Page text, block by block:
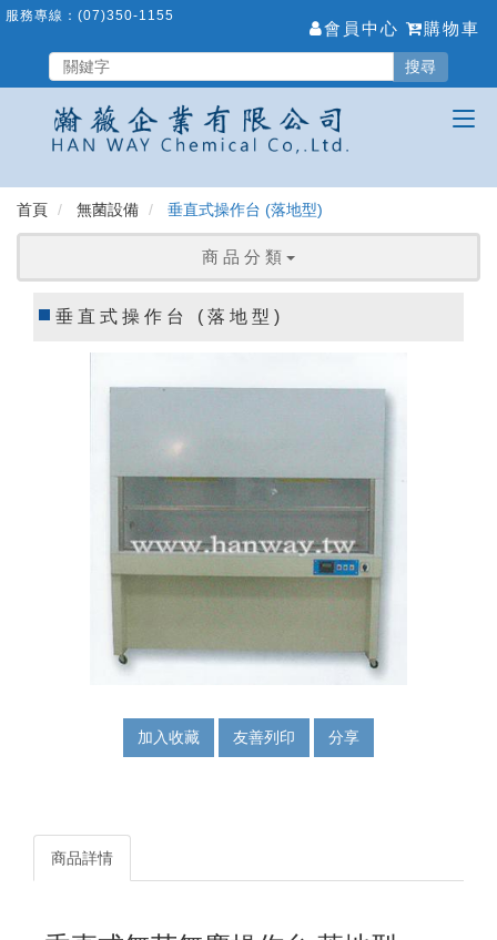
跳
要
服務專線： (07)350-1155
會員中心 購物車
搜尋
首頁 無菌設備 垂直式操作台 (落地型)
商 品 分 類
垂直式操作台 (落地型)
加入收藏 友善列印 分享
商品詳情